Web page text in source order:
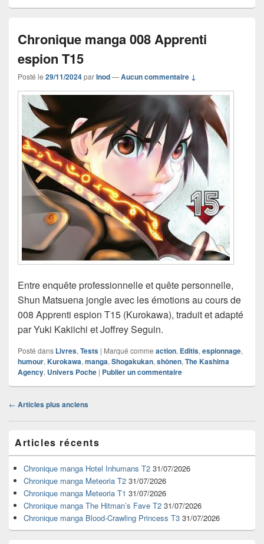
Chronique manga 008 Apprenti
espion T15
Posté le 29/11/2024parInod—Aucun commentaire ↓
Entre enquête professionnelle et quête personnelle,
Shun Matsuena jongle avec les émotions au cours de
008 Apprenti espion T15 (Kurokawa), traduit et adapté
par Yuki Kakiichi et Joffrey Seguin.
Posté dans Livres, Tests | Marqué comme action, Editis, espionnage,
humour, Kurokawa, manga, Shogakukan, shônen, The Kashima
Agency, Univers Poche | Publier un commentaire
Navigation
articles
← Articles plus anciens
principale
de
widget
pour
barre
latérale
Articles récents
Chronique manga Hotel Inhumans T2 31/07/2026
Chronique manga Meteoria T2 31/07/2026
Chronique manga Meteoria T1 31/07/2026
Chronique manga The Hitman’s Fave T2 31/07/2026
Chronique manga Blood-Crawling Princess T3 31/07/2026